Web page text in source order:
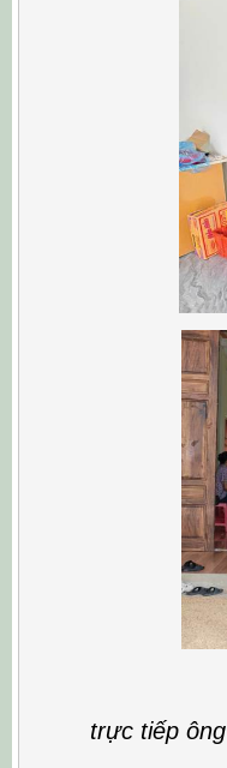
trực tiếp